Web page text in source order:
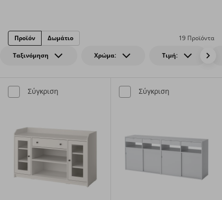
Ταξινόμηση Χρώμα: Τιμή:
19 Προϊόντα
Προϊόν Δωμάτιο
Σύγκριση Σύγκριση